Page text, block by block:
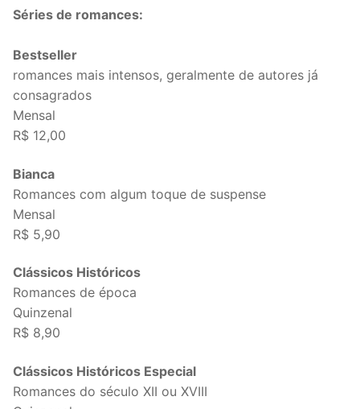
Séries de romances:
Bestseller
romances mais intensos, geralmente de autores já
consagrados
Mensal
R$ 12,00
Bianca
Romances com algum toque de suspense
Mensal
R$ 5,90
Clássicos Históricos
Romances de época
Quinzenal
R$ 8,90
Clássicos Históricos Especial
Romances do século XII ou XVIII